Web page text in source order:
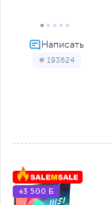
# 193624
+3 500 Б